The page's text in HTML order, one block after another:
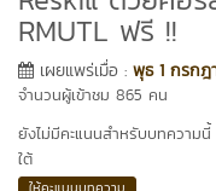
RMUTL ฟรี !!
เผยแพร่เมื่อ : พุธ 1 กรกฎ
จำนวนผู้เข้าชม 865 คน
ยังไม่มีคะแนนสำหรับบทความนี้
ใต้
ให้คะแนนบทความ